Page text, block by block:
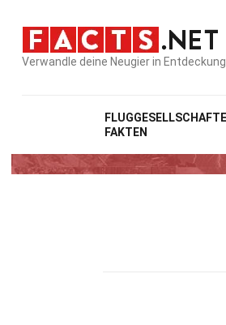
Verwandle deine Neugier in
FAKTEN